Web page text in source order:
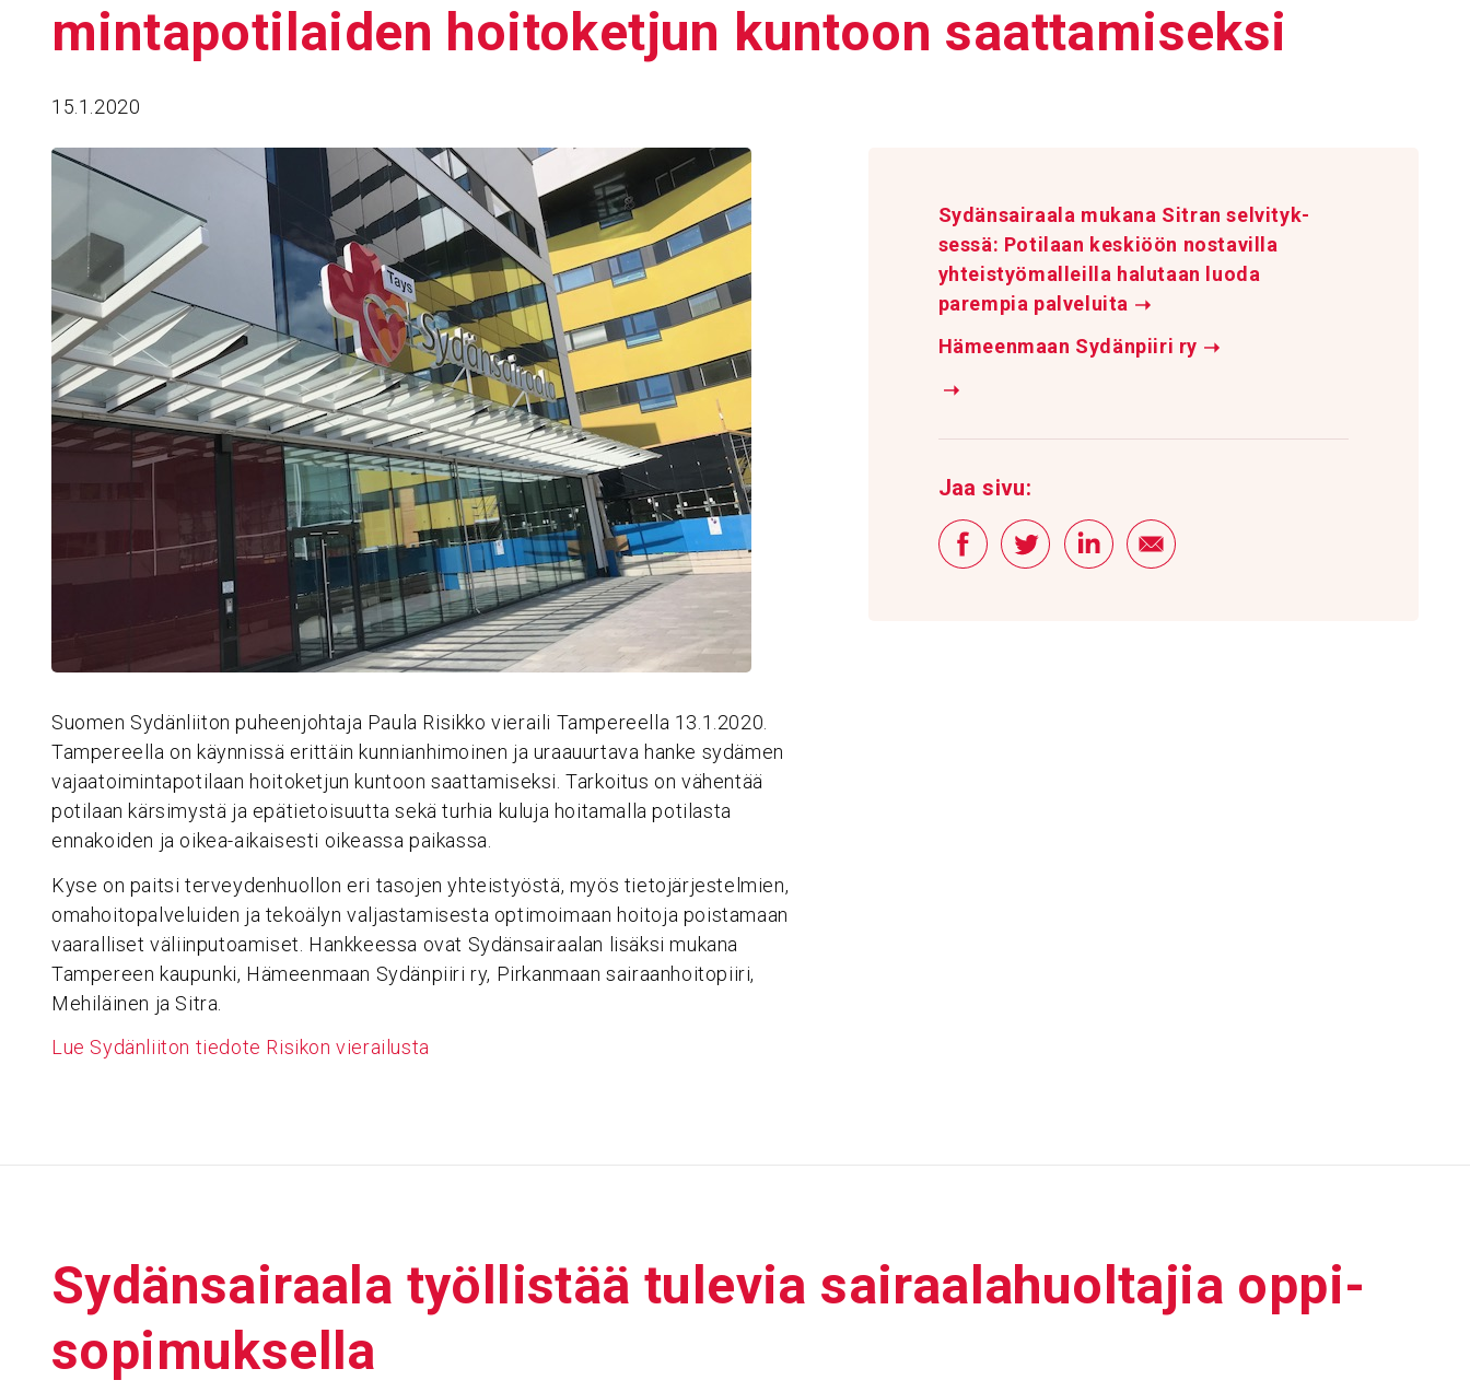
min­ta­po­ti­laiden hoito­ketjun kuntoon saat­ta­mi­seksi
15.1.2020
Suomen Sydänliiton puheenjohtaja Paula Risikko vieraili Tampereella 13.1.2020.
Tampereella on käynnissä erittäin kunnianhimoinen ja uraauurtava hanke sydämen
vajaatoimintapotilaan hoitoketjun kuntoon saattamiseksi. Tarkoitus on vähentää
potilaan kärsimystä ja epätietoisuutta sekä turhia kuluja hoitamalla potilasta
ennakoiden ja oikea-aikaisesti oikeassa paikassa.
Kyse on paitsi terveydenhuollon eri tasojen yhteistyöstä, myös tietojärjestelmien,
omahoitopalveluiden ja tekoälyn valjastamisesta optimoimaan hoitoja poistamaan
vaaralliset väliinputoamiset. Hankkeessa ovat Sydänsairaalan lisäksi mukana
Tampereen kaupunki, Hämeenmaan Sydänpiiri ry, Pirkanmaan sairaanhoitopiiri,
Mehiläinen ja Sitra.
Lue Sydänliiton tiedote Risikon vierailusta
Sydän­sai­raala mukana Sitran selvi­tyk­
sessä: Poti­laan keskiöön nosta­villa
yhteis­työ­mal­leilla halu­taan luoda
parempia palve­luita ➝
Hämeenmaan Sydänpiiri ry ➝
➝
Jaa sivu:
Sydän­sai­raala työl­listää tulevia sairaa­la­huol­tajia oppi­
so­pi­muk­sella